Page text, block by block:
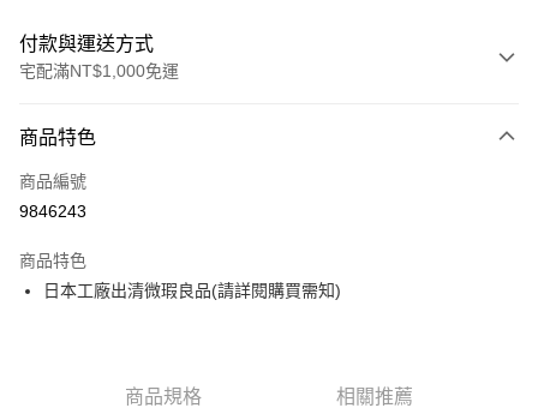
付款與運送方式
宅配滿NT$1,000免運
信用卡一次付款
LINE Pay
街口支付
商品特色
商品編號
9846243
商品特色
日本工廠出清微瑕良品(請詳閱購買需知)
商品規格 相關推薦